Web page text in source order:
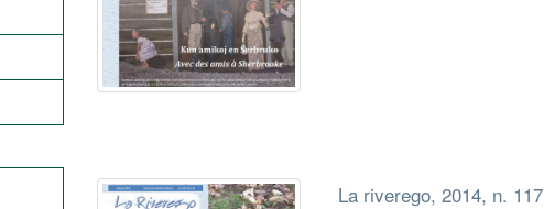
La riverego, 2014, n. 117